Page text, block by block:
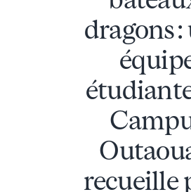
dragons :
recueille